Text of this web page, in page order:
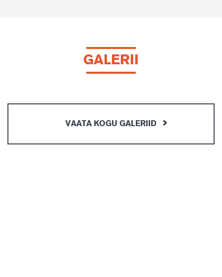
GALERII
VAATA KOGU GALERIID